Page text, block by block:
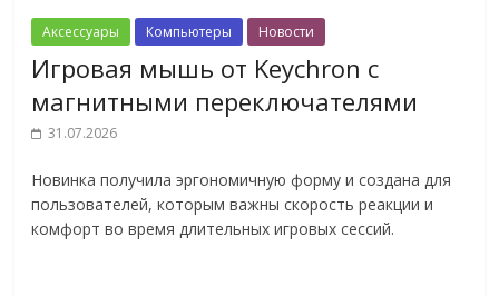
Аксессуары Компьютеры Новости
Игровая мышь от Keychron с
магнитными переключателями
31.07.2026
Новинка получила эргономичную форму и создана для
пользователей, которым важны скорость реакции и
комфорт во время длительных игровых сессий.